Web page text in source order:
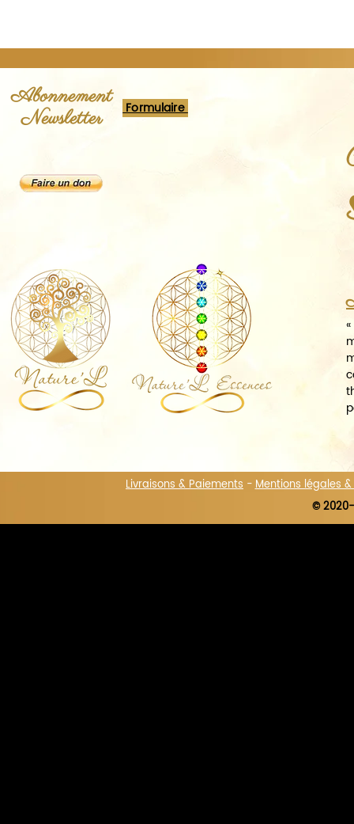
Abonnement
Newsletter
Formulaire
Livraisons & Paiements -Mentions légales &
© 2020-